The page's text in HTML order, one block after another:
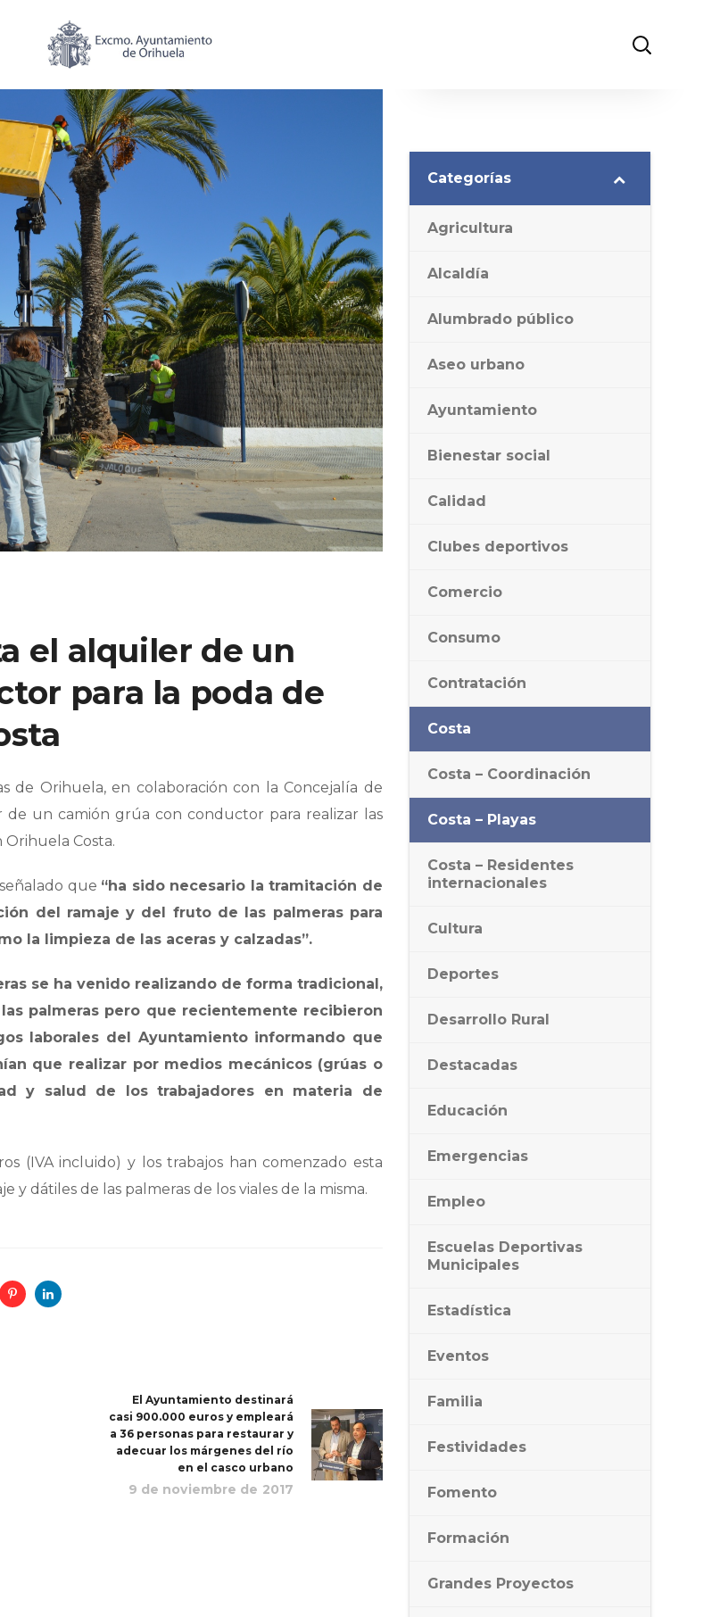
el alquiler de un
para la poda de
de Orihuela, en colaboración con la Concejalía de
de un camión grúa con conductor para realizar las
Costa.
que “ha sido necesario la tramitación de
del ramaje y del fruto de las palmeras para
la limpieza de las aceras y calzadas”.
se ha venido realizando de forma tradicional,
palmeras pero que recientemente recibieron
laborales del Ayuntamiento informando que
que realizar por medios mecánicos (grúas o
y salud de los trabajadores en materia de
(IVA incluido) y los trabajos han comenzado esta
y dátiles de las palmeras de los viales de la misma.
El Ayuntamiento destinará
casi 900.000 euros y empleará
a 36 personas para restaurar y
adecuar los márgenes del río
en el casco urbano
9 de noviembre de 2017
Categorías
Agricultura
Alcaldía
Alumbrado público
Aseo urbano
Ayuntamiento
Bienestar social
Calidad
Clubes deportivos
Comercio
Consumo
Contratación
Costa
Costa – Coordinación
Costa – Playas
Costa – Residentes
internacionales
Cultura
Deportes
Desarrollo Rural
Destacadas
Educación
Emergencias
Empleo
Escuelas Deportivas
Municipales
Estadística
Eventos
Familia
Festividades
Fomento
Formación
Grandes Proyectos